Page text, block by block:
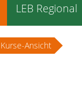
LEB Regional
Kurse-Ansicht